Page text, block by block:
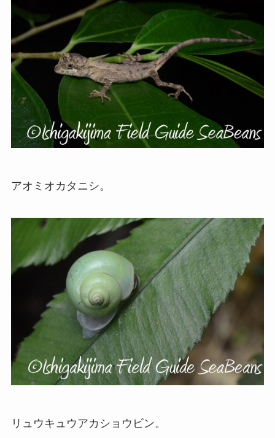
アオミオカタニシ。
リュウキュウアカショウビン。